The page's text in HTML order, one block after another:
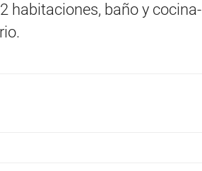
habitaciones, baño y cocina-